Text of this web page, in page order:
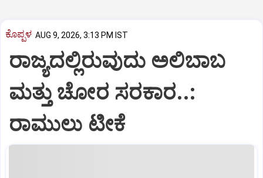
ಕೊಪ್ಪಳ AUG 9, 2026, 3:13 PM IST
ರಾಜ್ಯದಲ್ಲಿರುವುದು ಅಲಿಬಾಬ
ಮತ್ತು ಚೋರ ಸರಕಾರ..:
ರಾಮುಲು ಟೀಕೆ